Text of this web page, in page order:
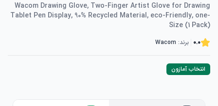
Wacom Drawing Glove, Two-Finger Artist Glove for Drawing
Tablet Pen Display, 90% Recycled Material, eco-Friendly, one-
Size (1 Pack)
0.0 برند: Wacom
انتخاب آمازون